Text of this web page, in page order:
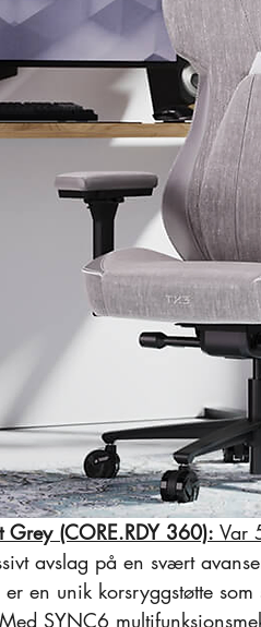
Grey (CORE.RDY 360): Var
avslag på en svært
en unik korsryggstøtte
SYNC6